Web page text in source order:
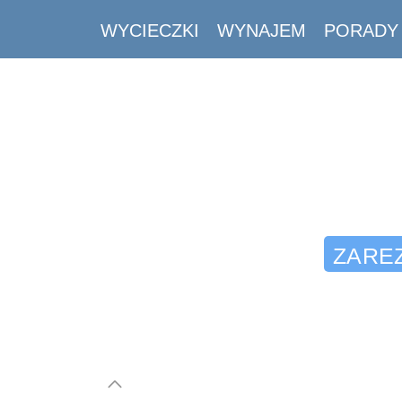
WYCIECZKI WYNAJEM PORADY